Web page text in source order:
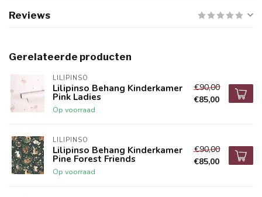
Reviews
Gerelateerde producten
LILIPINSO
Lilipinso Behang Kinderkamer
Pink Ladies
Op voorraad
€90,00
€85,00
LILIPINSO
Lilipinso Behang Kinderkamer
Pine Forest Friends
Op voorraad
€90,00
€85,00